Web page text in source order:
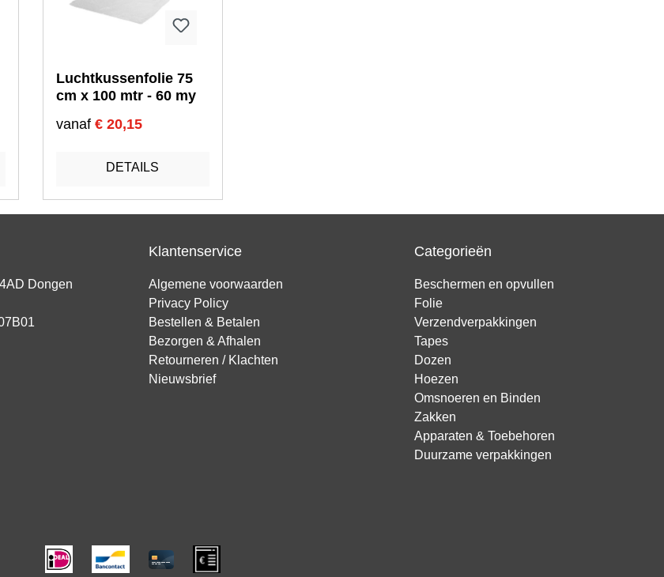
Luchtkussenfolie 75
cm x 100 mtr - 60 my
vanaf € 20,15
DETAILS
Dongen
Klantenservice
Algemene voorwaarden
Privacy Policy
Bestellen & Betalen
Bezorgen & Afhalen
Retourneren / Klachten
Nieuwsbrief
Categorieën
Beschermen en opvullen
Folie
Verzendverpakkingen
Tapes
Dozen
Hoezen
Omsnoeren en Binden
Zakken
Apparaten & Toebehoren
Duurzame verpakkingen